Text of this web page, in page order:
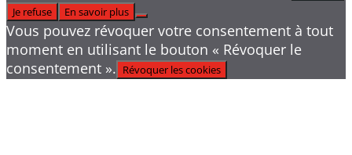
Je refuse
En savoir plus
Vous pouvez révoquer votre consentement à tout
moment en utilisant le bouton « Révoquer le
consentement ». Révoquer les cookies